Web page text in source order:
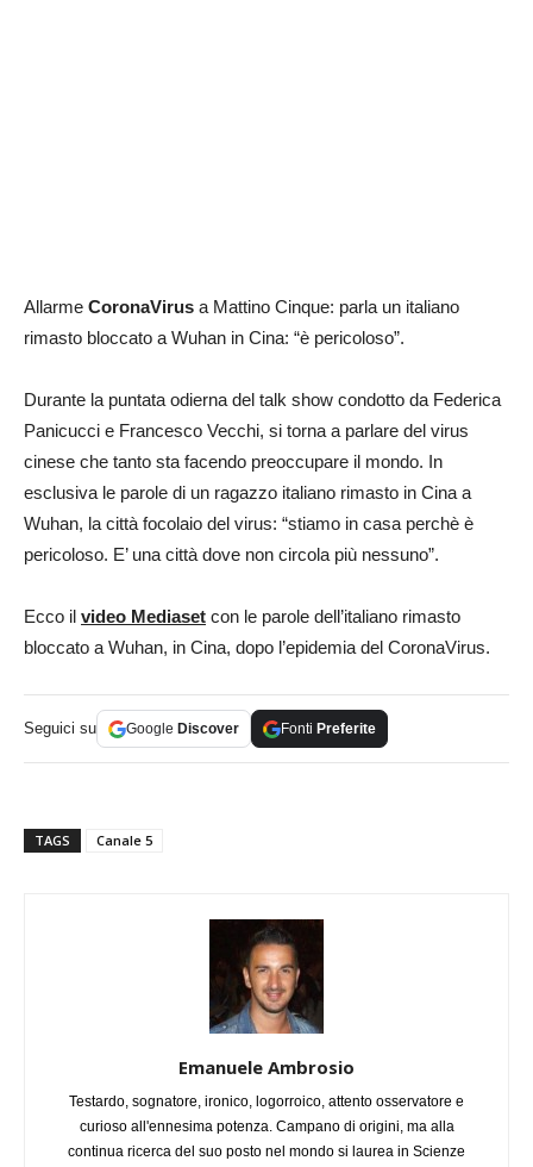
Allarme CoronaVirus a Mattino Cinque: parla un italiano
rimasto bloccato a Wuhan in Cina: “è pericoloso”.
Durante la puntata odierna del talk show condotto da Federica
Panicucci e Francesco Vecchi, si torna a parlare del virus
cinese che tanto sta facendo preoccupare il mondo. In
esclusiva le parole di un ragazzo italiano rimasto in Cina a
Wuhan, la città focolaio del virus: “stiamo in casa perchè è
pericoloso. E’ una città dove non circola più nessuno”.
Ecco il video Mediaset con le parole dell’italiano rimasto
bloccato a Wuhan, in Cina, dopo l’epidemia del CoronaVirus.
Seguici su Google Discover Fonti Preferite
TAGS Canale 5
Emanuele Ambrosio
Testardo, sognatore, ironico, logorroico, attento osservatore e
curioso all'ennesima potenza. Campano di origini, ma alla
continua ricerca del suo posto nel mondo si laurea in Scienze